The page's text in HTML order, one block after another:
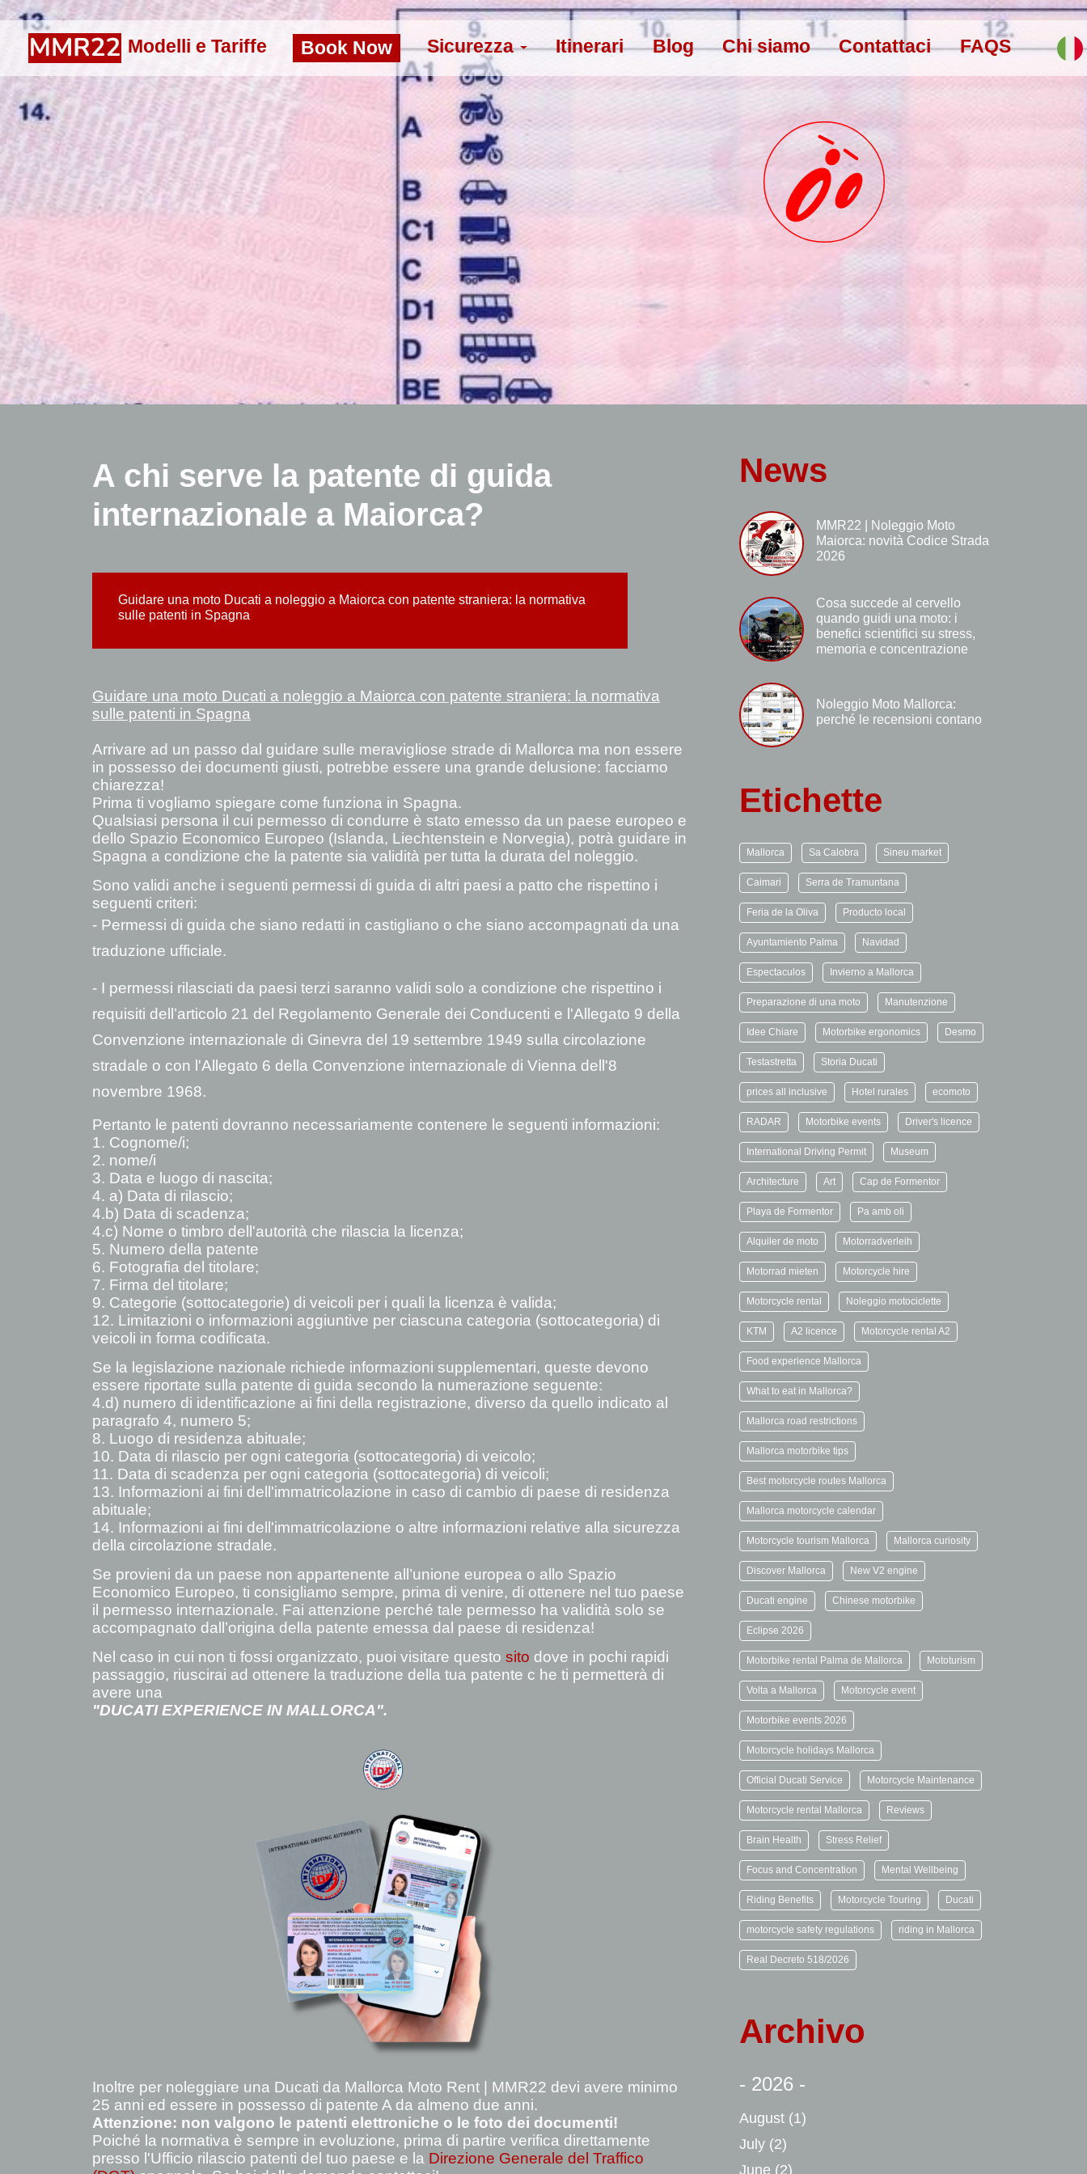
Modelli e Tariffe Book Now Sicurezza Itinerari Blog Chi siamo Contattaci FAQS
A chi serve la patente di guida
internazionale a Maiorca?
Guidare una moto Ducati a noleggio a Maiorca con patente straniera: la normativa
sulle patenti in Spagna
Guidare una moto Ducati a noleggio a Maiorca con patente straniera: la normativa
sulle patenti in Spagna
Arrivare ad un passo dal guidare sulle meravigliose strade di Mallorca ma non essere
in possesso dei documenti giusti, potrebbe essere una grande delusione: facciamo
chiarezza!
Prima ti vogliamo spiegare come funziona in Spagna.
Qualsiasi persona il cui permesso di condurre è stato emesso da un paese europeo e
dello Spazio Economico Europeo (Islanda, Liechtenstein e Norvegia), potrà guidare in
Spagna a condizione che la patente sia validità per tutta la durata del noleggio.
Sono validi anche i seguenti permessi di guida di altri paesi a patto che rispettino i
seguenti criteri:
- Permessi di guida che siano redatti in castigliano o che siano accompagnati da una
traduzione ufficiale.
- I permessi rilasciati da paesi terzi saranno validi solo a condizione che rispettino i
requisiti dell’articolo 21 del Regolamento Generale dei Conducenti e l'Allegato 9 della
Convenzione internazionale di Ginevra del 19 settembre 1949 sulla circolazione
stradale o con l'Allegato 6 della Convenzione internazionale di Vienna dell'8
novembre 1968.
Pertanto le patenti dovranno necessariamente contenere le seguenti informazioni:
1. Cognome/i;
2. nome/i
3. Data e luogo di nascita;
4. a) Data di rilascio;
4.b) Data di scadenza;
4.c) Nome o timbro dell'autorità che rilascia la licenza;
5. Numero della patente
6. Fotografia del titolare;
7. Firma del titolare;
9. Categorie (sottocategorie) di veicoli per i quali la licenza è valida;
12. Limitazioni o informazioni aggiuntive per ciascuna categoria (sottocategoria) di
veicoli in forma codificata.
Se la legislazione nazionale richiede informazioni supplementari, queste devono
essere riportate sulla patente di guida secondo la numerazione seguente:
4.d) numero di identificazione ai fini della registrazione, diverso da quello indicato al
paragrafo 4, numero 5;
8. Luogo di residenza abituale;
10. Data di rilascio per ogni categoria (sottocategoria) di veicolo;
11. Data di scadenza per ogni categoria (sottocategoria) di veicoli;
13. Informazioni ai fini dell'immatricolazione in caso di cambio di paese di residenza
abituale;
14. Informazioni ai fini dell'immatricolazione o altre informazioni relative alla sicurezza
della circolazione stradale.
Se provieni da un paese non appartenente all’unione europea o allo Spazio
Economico Europeo, ti consigliamo sempre, prima di venire, di ottenere nel tuo paese
il permesso internazionale. Fai attenzione perché tale permesso ha validità solo se
accompagnato dall’origina della patente emessa dal paese di residenza!
Nel caso in cui non ti fossi organizzato, puoi visitare questo sito dove in pochi rapidi
passaggio, riuscirai ad ottenere la traduzione della tua patente c he ti permetterà di
avere una
"DUCATI EXPERIENCE IN MALLORCA".
Inoltre per noleggiare una Ducati da Mallorca Moto Rent | MMR22 devi avere minimo
25 anni ed essere in possesso di patente A da almeno due anni.
Attenzione: non valgono le patenti elettroniche o le foto dei documenti!
Poiché la normativa è sempre in evoluzione, prima di partire verifica direttamente
presso l'Ufficio rilascio patenti del tuo paese e la Direzione Generale del Traffico
News
MMR22 | Noleggio Moto
Maiorca: novità Codice Strada
2026
Cosa succede al cervello
quando guidi una moto: i
benefici scientifici su stress,
memoria e concentrazione
Noleggio Moto Mallorca:
perché le recensioni contano
Etichette
Mallorca Sa Calobra Sineu market
Caimari Serra de Tramuntana
Feria de la Oliva Producto local
Ayuntamiento Palma Navidad
Espectaculos Invierno a Mallorca
Preparazione di una moto Manutenzione
Idee Chiare Motorbike ergonomics Desmo
Testastretta Storia Ducati
prices all inclusive Hotel rurales ecomoto
RADAR Motorbike events Driver's licence
International Driving Permit Museum
Architecture Art Cap de Formentor
Playa de Formentor Pa amb oli
Alquiler de moto Motorradverleih
Motorrad mieten Motorcycle hire
Motorcycle rental Noleggio motociclette
KTM A2 licence Motorcycle rental A2
Food experience Mallorca
What to eat in Mallorca?
Mallorca road restrictions
Mallorca motorbike tips
Best motorcycle routes Mallorca
Mallorca motorcycle calendar
Motorcycle tourism Mallorca Mallorca curiosity
Discover Mallorca New V2 engine
Ducati engine Chinese motorbike
Eclipse 2026
Motorbike rental Palma de Mallorca Mototurism
Volta a Mallorca Motorcycle event
Motorbike events 2026
Motorcycle holidays Mallorca
Official Ducati Service Motorcycle Maintenance
Motorcycle rental Mallorca Reviews
Brain Health Stress Relief
Focus and Concentration Mental Wellbeing
Riding Benefits Motorcycle Touring Ducati
motorcycle safety regulations riding in Mallorca
Real Decreto 518/2026
Archivo
- 2026 -
August (1)
July (2)
June (2)